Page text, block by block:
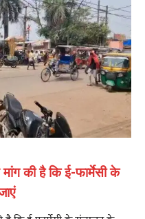
की है कि ई-फार्मेसी के